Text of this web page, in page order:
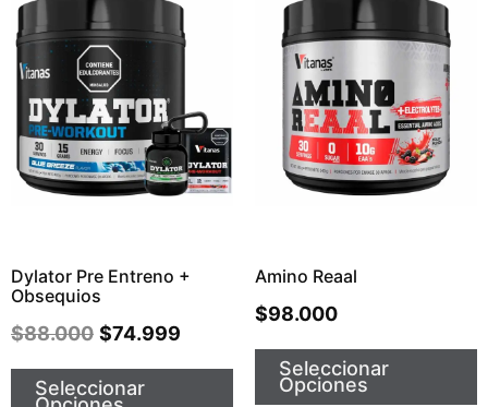
Dylator Pre Entreno +
Obsequios
$88.000 $74.999
Seleccionar
Amino Reaal
$98.000
Seleccionar
Opciones